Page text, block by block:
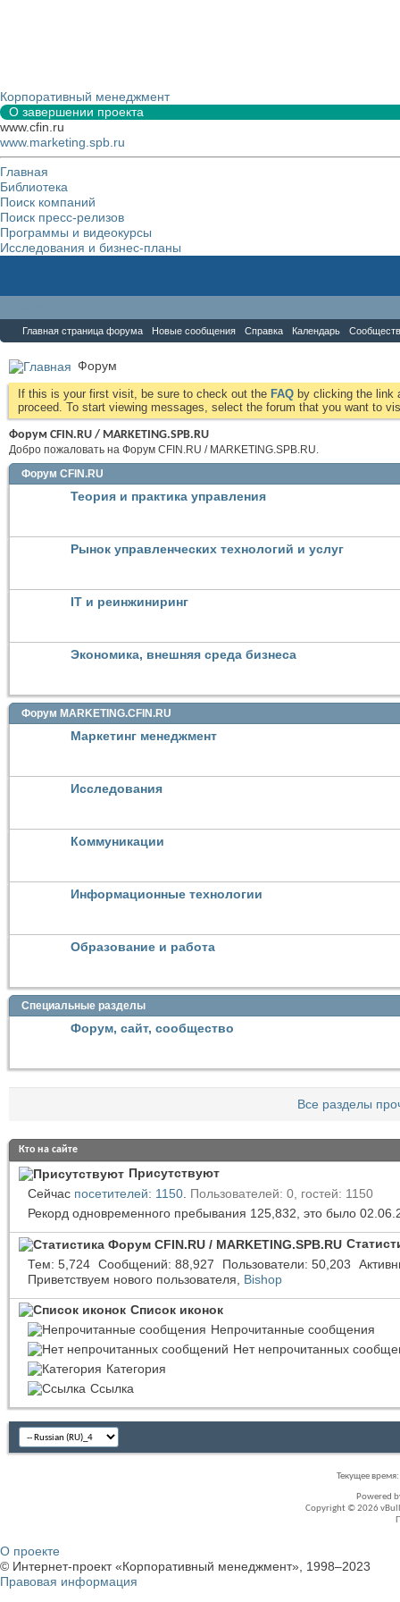
Корпоративный менеджмент
О завершении проекта
www.cfin.ru
www.marketing.spb.ru
Главная
Библиотека
Поиск компаний
Поиск пресс-релизов
Программы и видеокурсы
Исследования и бизнес-планы
Главная страница форума Новые сообщения Справка Календарь
Форум
If this is your first visit, be sure to check out the FAQ by clicking the link
proceed. To start viewing messages, select the forum that you want to
Форум CFIN.RU / MARKETING.SPB.RU
Добро пожаловать на Форум CFIN.RU / MARKETING.SPB.RU.
Форум CFIN.RU
Теория и практика управления
Рынок управленческих технологий и услуг
IT и реинжиниринг
Экономика, внешняя среда бизнеса
Форум MARKETING.CFIN.RU
Маркетинг менеджмент
Исследования
Коммуникации
Информационные технологии
Образование и работа
Специальные разделы
Форум, сайт, сообщество
Все разделы
Кто на сайте
Присутствуют
Сейчас посетителей: 1150 Пользователей: 0, гостей: 1150
Рекорд одновременного пребывания 125,832, это было
Тем 5,724 Сообщений 88,927 Пользователи 50,203
Приветствуем нового пользователя, Bishop
Список иконок
Непрочитанные сообщения
Нет непрочитанных
Категория
Ссылка
Текущее время:
Powered
Copyright © 2026
О проекте
© Интернет-проект «Корпоративный менеджмент», 1998–2023
Правовая информация